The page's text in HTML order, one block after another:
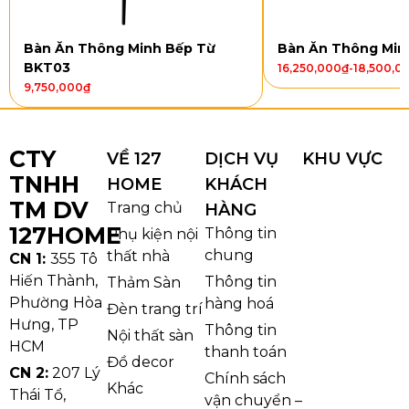
Vận chuyển:
toàn quốc
Kiểu dáng và Chất liệu
Bàn chữ nhậtbo góc mềman toàn, bề mặt đen vân
vững chãi, cân đối tổng thể. Ghế Monet Viplưng rút
chỉ, viền bo ôm cơ thể, gam cam nổi bật tạo điểm
nhấn ấm áp cho phòng ăn.
Ceramicphẳng mịn,kháng nước – chịu nhiệt – khó
trầy, vệ sinh nhanh. Khung sắt sơn tĩnh điện
gỉ, bền màu.
Da PU ghế mềm mại, đàn hồi cao, ngồi
êm và bền.
Lý do nên chọn bộ bàn ăn 8 ghế
Monet Vip GT28 mặt Ceramic đen
chân CT025
Bàn Ăn Thông Minh Bếp Từ
BKT03
9,750,000₫
Bàn Ăn Thông
16,250,000₫-
CTY
TNHH
TM DV
127HOME
CN 1: 355 Tô
Hiến Thành,
Phường Hòa
Hưng, TP
HCM
CN 2: 207 Lý
Thái Tổ,
VỀ 127
HOME
Trang chủ
Phụ kiện nội
thất nhà
Thảm Sàn
Đèn trang trí
Nội thất sàn
Đồ decor
Khác
DỊCH VỤ
KHÁCH
HÀNG
Thông tin
chung
Thông tin
hàng hoá
Thông tin
thanh toán
Chính sách
vận chuyển –
KHU VỰC